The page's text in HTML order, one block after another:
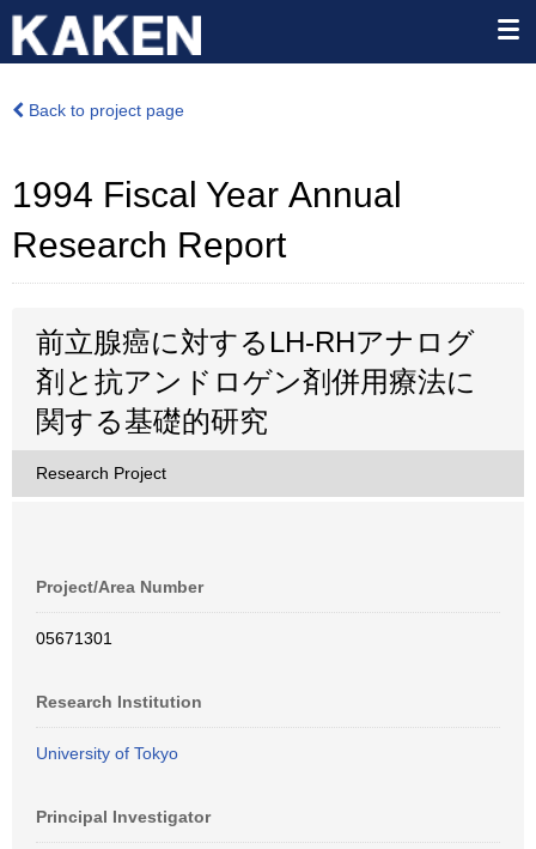
Back to project page
1994 Fiscal Year Annual
Research Report
前立腺癌に対するLH-RHアナログ
剤と抗アンドロゲン剤併用療法に
関する基礎的研究
Research Project
Project/Area Number
05671301
Research Institution
University of Tokyo
Principal Investigator